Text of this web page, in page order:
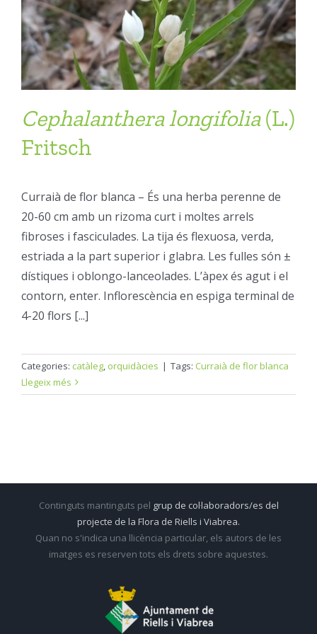
Cephalanthera longifolia(L.)
Fritsch
Curraià de flor blanca – És una herba perenne de
20-60 cm amb un rizoma curt i moltes arrels
fibroses i fasciculades. La tija és flexuosa, verda,
estriada a la part superior i glabra. Les fulles són ±
dístiques i oblongo-lanceolades. L’àpex és agut i el
contorn, enter. Inflorescència en espiga terminal de
4-20 flors [...]
Categories: catàleg, orquidàcies | Tags: Curraià de flor blanca
Llegeix més
Continguts mantinguts pel grup de col·laboradors/es del
projecte de la Flora de Riells i Viabrea.
Quan no s'indica una llicència particular, els autors de les
imatges es reserven tots els drets sobre aquestes.